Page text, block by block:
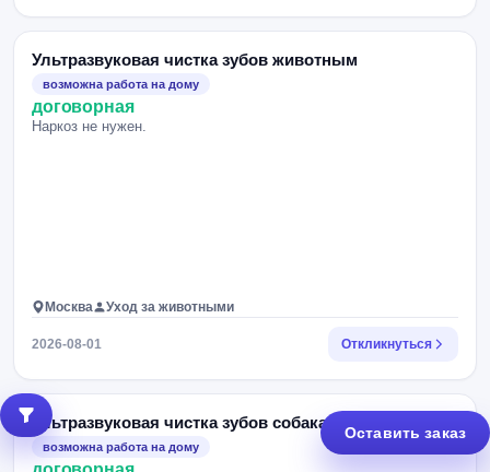
Ультразвуковая чистка зубов животным
возможна работа на дому
договорная
Наркоз не нужен.
Москва Уход за животными
2026-08-01 Откликнуться
Ультразвуковая чистка зубов собакам
возможна работа на дому
Оставить заказ